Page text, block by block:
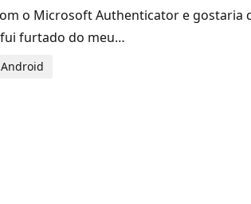
o Microsoft Authenticator e gostaria
fui furtado do meu…